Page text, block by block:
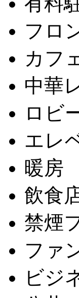
フロ
カフ
中華
ロビ
エレ
暖房
飲食
禁煙
ファ
ビジ